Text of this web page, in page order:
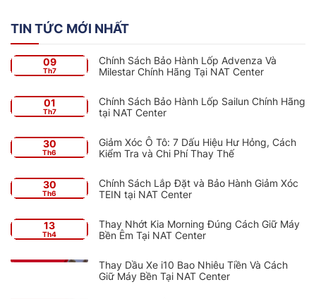
TIN TỨC MỚI NHẤT
09
Th7
Chính Sách Bảo Hành Lốp Advenza Và
Milestar Chính Hãng Tại NAT Center
01
Th7
Chính Sách Bảo Hành Lốp Sailun Chính Hãng
tại NAT Center
30
Th6
Giảm Xóc Ô Tô: 7 Dấu Hiệu Hư Hỏng, Cách
Kiểm Tra và Chi Phí Thay Thế
30
Th6
Chính Sách Lắp Đặt và Bảo Hành Giảm Xóc
TEIN tại NAT Center
13
Th4
Thay Nhớt Kia Morning Đúng Cách Giữ Máy
Bền Êm Tại NAT Center
Thay Dầu Xe i10 Bao Nhiêu Tiền Và Cách
Giữ Máy Bền Tại NAT Center